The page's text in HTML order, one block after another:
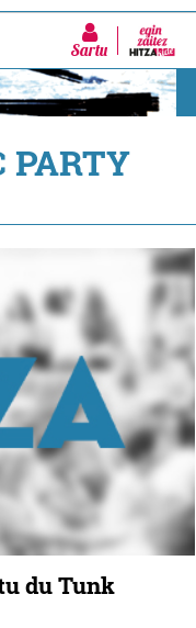
Sartu
PARTY
du Tunk